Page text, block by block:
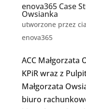
enova365 Case
Owsianka
utworzone przez
enova365
ACC
KPiR wraz z
Małgorzata
biuro